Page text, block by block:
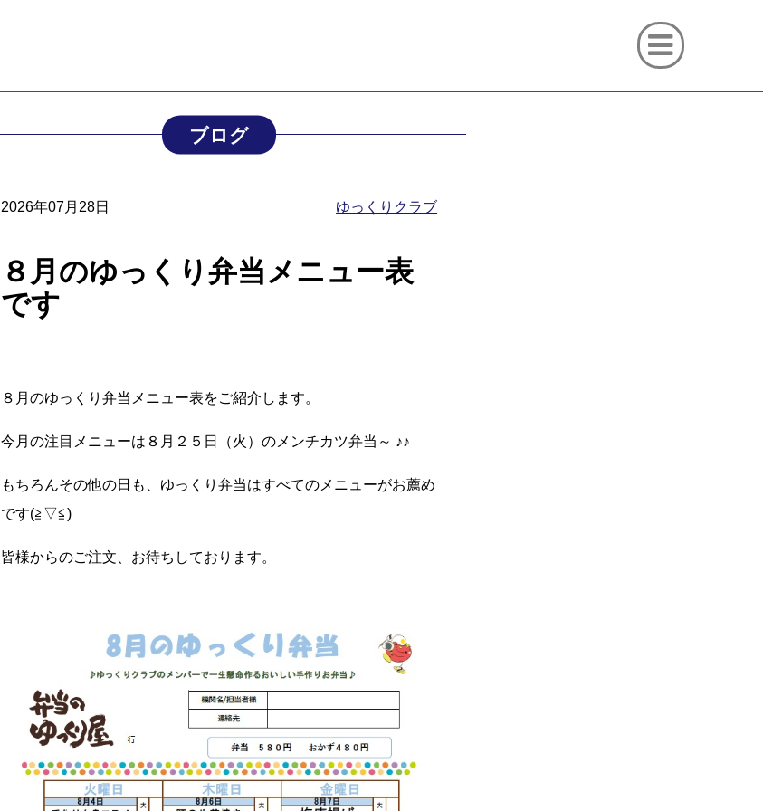
ブログ
2026年07月28日 ゆっくりクラブ
８月のゆっくり弁当メニュー表
です
８月のゆっくり弁当メニュー表をご紹介します。
今月の注目メニューは８月２５日（火）のメンチカツ弁当～ ♪♪
もちろんその他の日も、ゆっくり弁当はすべてのメニューがお薦め
です(≧▽≦)
皆様からのご注文、お待ちしております。